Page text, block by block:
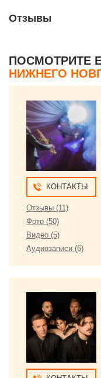
Отзывы
ПОСМОТРИТЕ
НИЖНЕГО
КОНТАКТЫ
Отзывы (11)
Фото (50)
Видео (5)
Аудиозаписи (6)